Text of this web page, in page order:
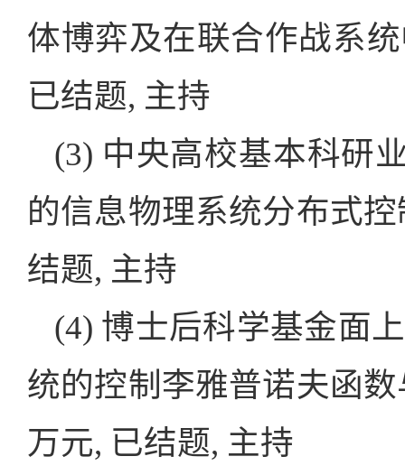
体博弈及在联合作战系
已结题, 主持
(3) 中央高校基本科研
的信息物理系统分布式
结题, 主持
(4) 博士后科学基金面
统的控制李雅普诺夫函
万元, 已结题, 主持